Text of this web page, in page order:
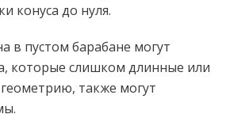
конуса до нуля.
в пустом барабане могут
которые слишком длинные или
также могут